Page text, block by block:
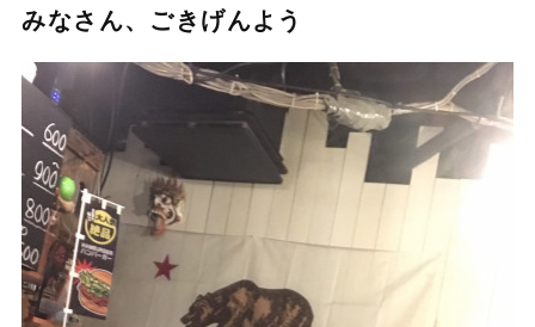
みなさん、ごきげんよう